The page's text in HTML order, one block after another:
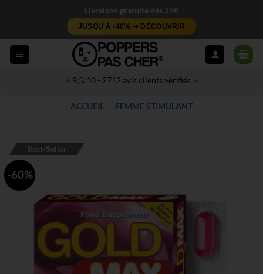
Livraison gratuite dès 39€
JUSQU'À -40% ➜ DÉCOUVRIR
⭐ 9,5/10 - 2712 avis clients vérifiés ⭐
ACCUEIL FEMME STIMULANT
-60%
Best-Seller